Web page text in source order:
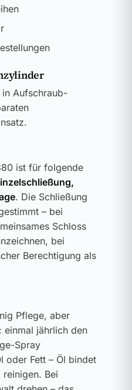
Aufschraub-
ist für folgende
. Die Schließung
– bei
Schloss
bei
Berechtigung als
Pflege, aber
einmal jährlich den
Spray
oder Fett – Öl bindet
Bei